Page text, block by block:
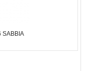
SABBIA